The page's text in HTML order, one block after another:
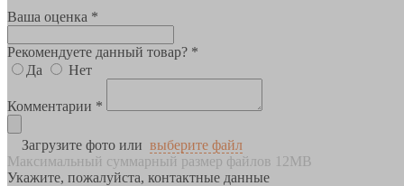
Ваша оценка *
Рекомендуете данный товар? *
Да
Нет
Комментарии *
Загрузите фото или выберите файл
Максимальный суммарный размер файлов 12MB
Укажите, пожалуйста, контактные данные